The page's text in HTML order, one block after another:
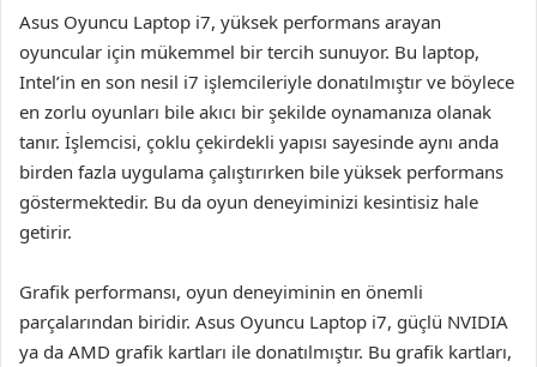
Asus Oyuncu Laptop i7, yüksek performans arayan
oyuncular için mükemmel bir tercih sunuyor. Bu laptop,
Intel’in en son nesil i7 işlemcileriyle donatılmıştır ve böylece
en zorlu oyunları bile akıcı bir şekilde oynamanıza olanak
tanır. İşlemcisi, çoklu çekirdekli yapısı sayesinde aynı anda
birden fazla uygulama çalıştırırken bile yüksek performans
göstermektedir. Bu da oyun deneyiminizi kesintisiz hale
getirir.
Grafik performansı, oyun deneyiminin en önemli
parçalarından biridir. Asus Oyuncu Laptop i7, güçlü NVIDIA
ya da AMD grafik kartları ile donatılmıştır. Bu grafik kartları,